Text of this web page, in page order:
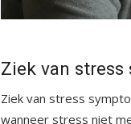
Ziek van
Ziek van stress
wanneer stress niet